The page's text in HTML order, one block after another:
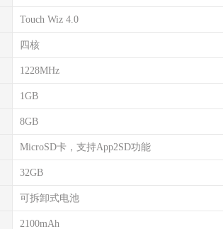
Touch Wiz 4.0
四核
1228MHz
1GB
8GB
MicroSD卡，支持App2SD功能
32GB
可拆卸式电池
2100mAh